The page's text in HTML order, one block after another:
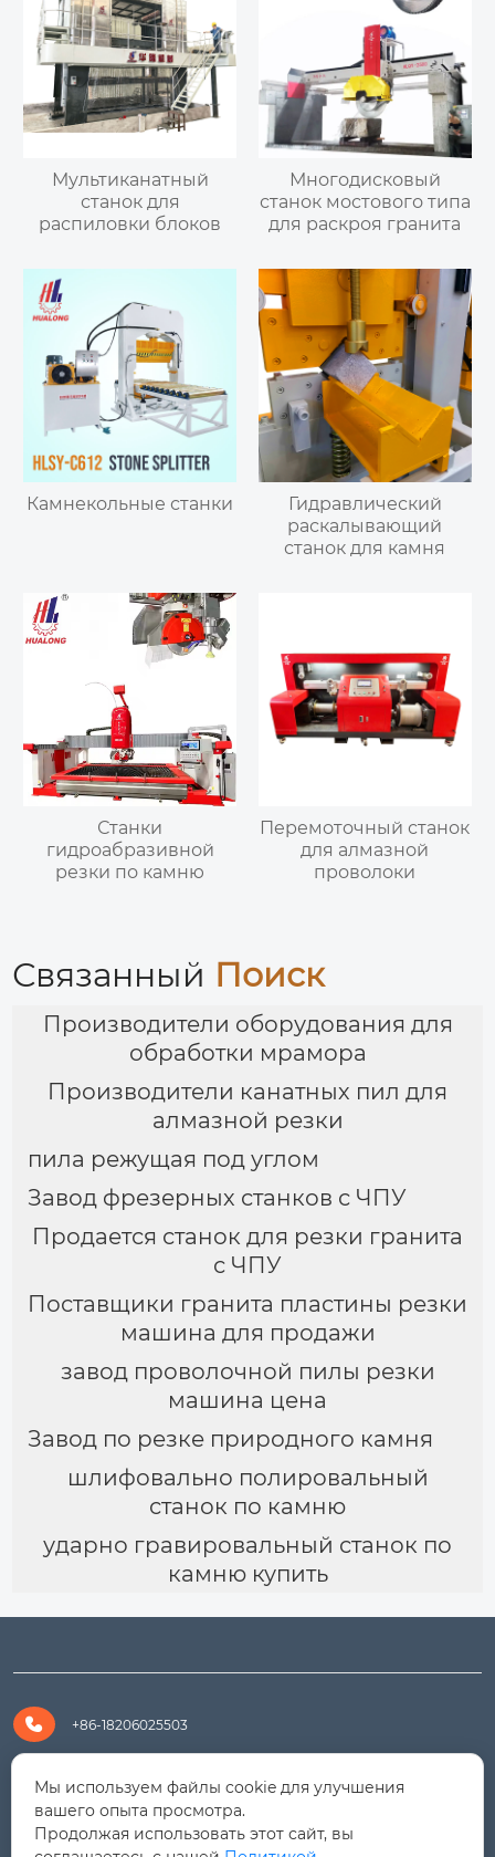
Мультиканатный
станок для
распиловки блоков
Многодисковый
станок мостового типа
для раскроя гранита
Камнекольные станки
Гидравлический
раскалывающий
станок для камня
Станки
гидроабразивной
резки по камню
Перемоточный станок
для алмазной
проволоки
Связанный Поиск
Производители оборудования для
обработки мрамора
Производители канатных пил для
алмазной резки
пила режущая под углом
Завод фрезерных станков с ЧПУ
Продается станок для резки гранита
с ЧПУ
Поставщики гранита пластины резки
машина для продажи
завод проволочной пилы резки
машина цена
Завод по резке природного камня
шлифовально полировальный
станок по камню
ударно гравировальный станок по
камню купить
 +86-18206025503
 +8618206025503
 yanali@hualongm.com
Мы используем файлы cookie для улучшения
вашего опыта просмотра.
Продолжая использовать этот сайт, вы